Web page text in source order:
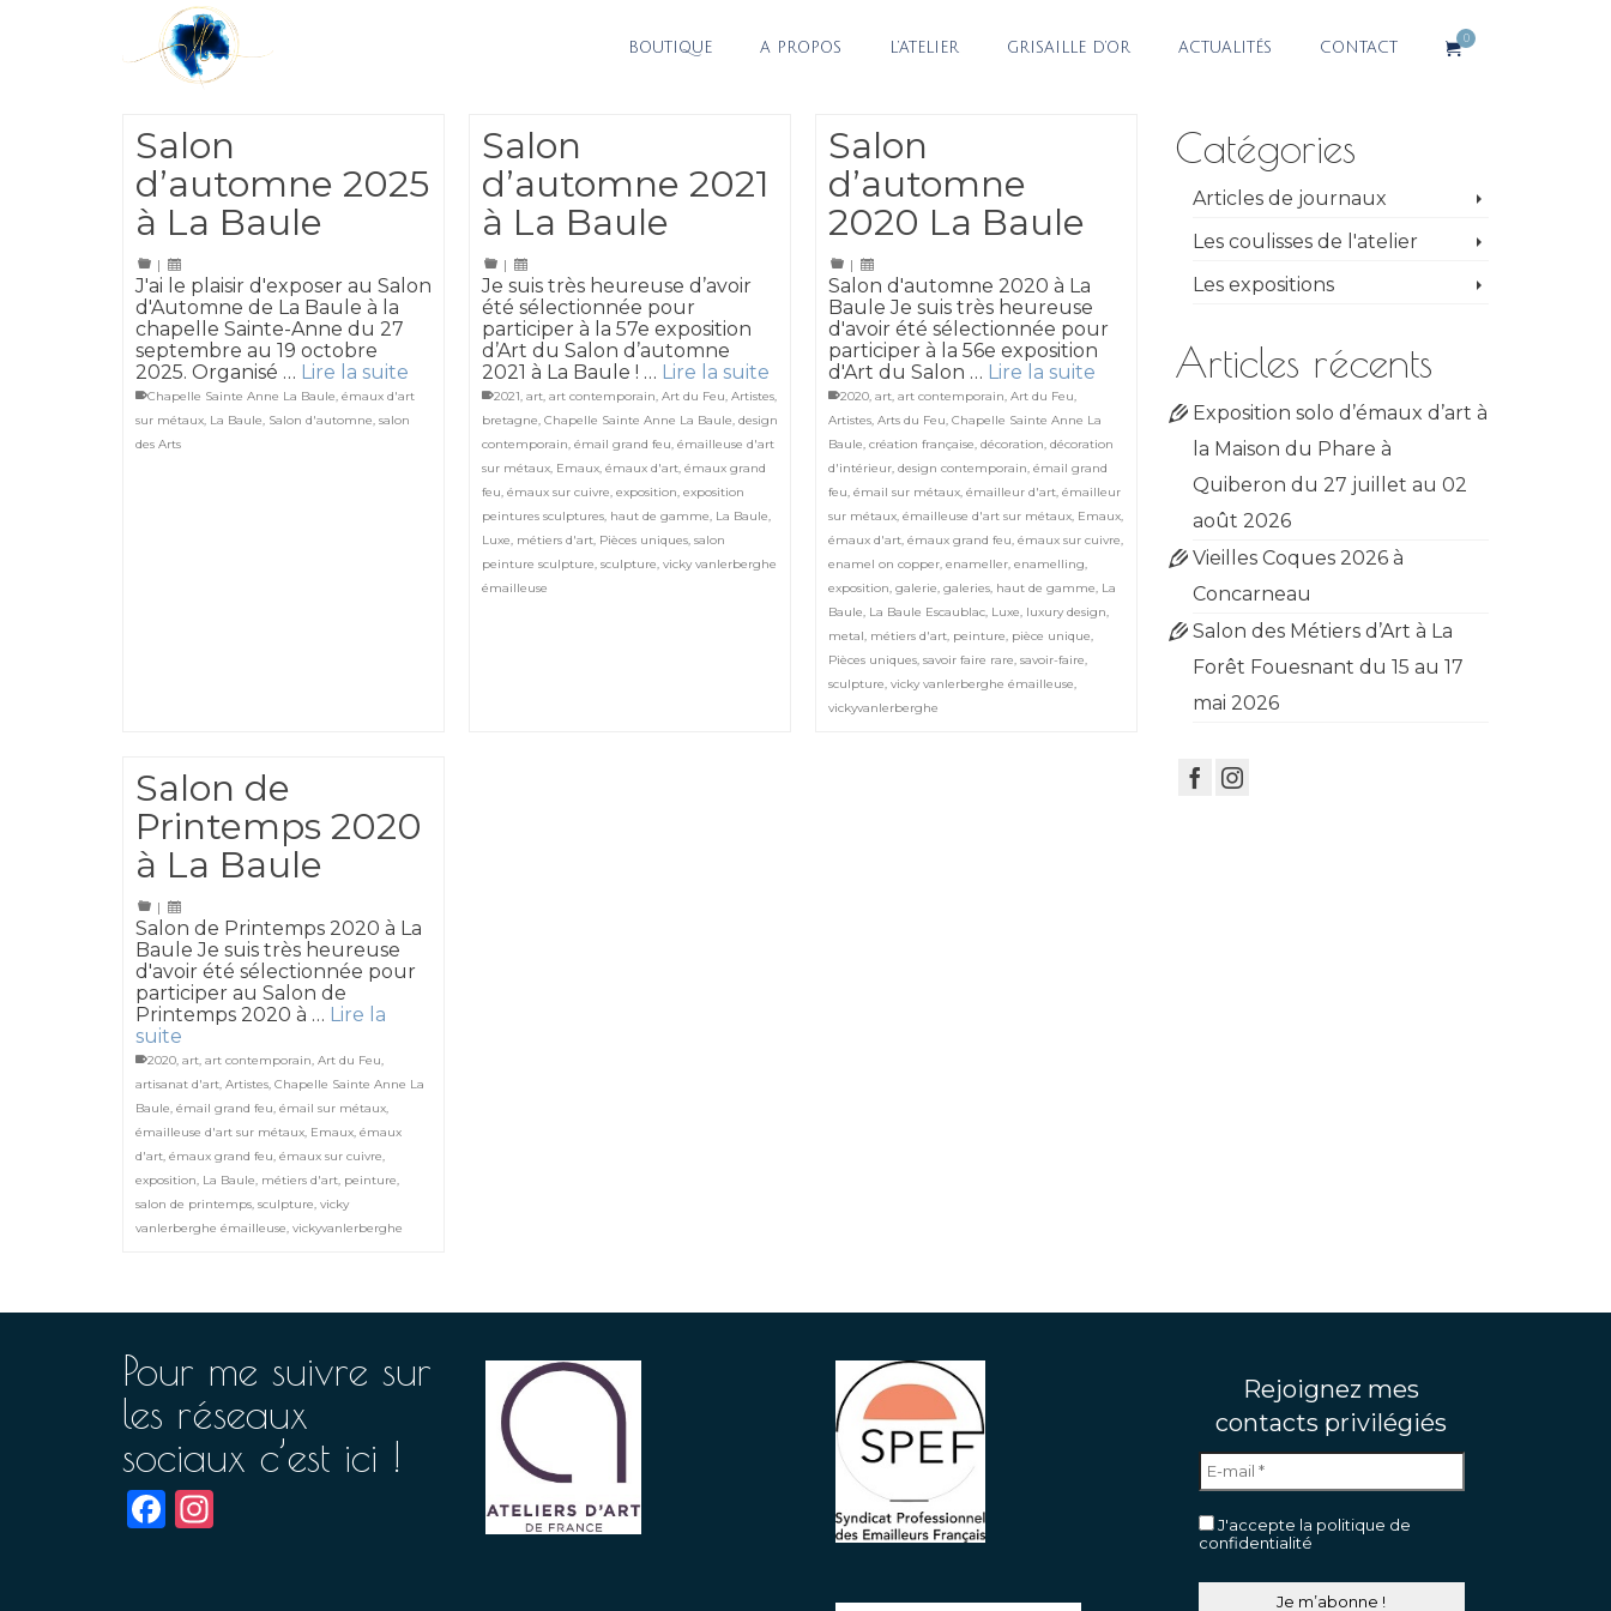
BOUTIQUE A PROPOS L’ATELIER GRISAILLE D’OR ACTUALITÉS CONTACT
0
Salon
d’automne 2025
à La Baule
|
J'ai le plaisir d'exposer au Salon
d'Automne de La Baule à la
chapelle Sainte-Anne du 27
septembre au 19 octobre
2025. Organisé … Lire la suite
Chapelle Sainte Anne La Baule, émaux d'art
sur métaux, La Baule, Salon d'automne, salon
des Arts
Salon
d’automne 2021
à La Baule
|
Je suis très heureuse d’avoir
été sélectionnée pour
participer à la 57e exposition
d’Art du Salon d’automne
2021 à La Baule ! … Lire la suite
2021,art,art contemporain,Art du Feu,Artistes,
bretagne,Chapelle Sainte Anne La Baule,design
contemporain,émail grand feu,émailleuse d'art
sur métaux, Emaux,émaux d'art,émaux grand
feu,émaux sur cuivre,exposition,exposition
peintures sculptures, haut de gamme, La Baule,
Luxe, métiers d'art, Pièces uniques,salon
peinture sculpture,sculpture,vicky vanlerberghe
émailleuse
Salon
d’automne
2020 La Baule
|
Salon d'automne 2020 à La
Baule Je suis très heureuse
d'avoir été sélectionnée pour
participer à la 56e exposition
d'Art du Salon … Lire la suite
2020,art,art contemporain,Art du Feu,
Artistes,Arts du Feu,Chapelle Sainte Anne La
Baule,création française,décoration,décoration
d'intérieur,design contemporain,émail grand
feu,émail sur métaux,émailleur d'art,émailleur
sur métaux,émailleuse d'art sur métaux, Emaux,
émaux d'art,émaux grand feu,émaux sur cuivre,
enamel on copper,enameller,enamelling,
exposition,galerie,galeries, haut de gamme, La
Baule, La Baule Escaublac, Luxe, luxury design,
metal, métiers d'art, peinture, pièce unique,
Pièces uniques,savoir faire rare,savoir-faire,
sculpture,vicky vanlerberghe émailleuse,
vickyvanlerberghe
Salon de
Printemps 2020
à La Baule
|
Salon de Printemps 2020 à La
Baule Je suis très heureuse
d'avoir été sélectionnée pour
participer au Salon de
Printemps 2020 à … Lire la
suite
2020, art, art contemporain, Art du Feu,
artisanat d'art, Artistes, Chapelle Sainte Anne La
Baule, émail grand feu, émail sur métaux,
émailleuse d'art sur métaux, Emaux, émaux
d'art, émaux grand feu, émaux sur cuivre,
exposition, La Baule, métiers d'art, peinture,
salon de printemps, sculpture, vicky
vanlerberghe émailleuse, vickyvanlerberghe
Catégories
Articles de journaux
Les coulisses de l'atelier
Les expositions
Articles récents
Exposition solo d’émaux d’art à
la Maison du Phare à
Quiberon du 27 juillet au 02
août 2026
Vieilles Coques 2026 à
Concarneau
Salon des Métiers d’Art à La
Forêt Fouesnant du 15 au 17
mai 2026
Pour me suivre sur
les réseaux
sociaux c’est ici !
Facebook
Rejoignez mes
contacts privilégiés
J'accepte la politique de
confidentialité